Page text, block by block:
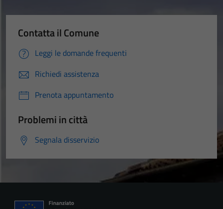
Contatta il Comune
Leggi le domande frequenti
Richiedi assistenza
Prenota appuntamento
Problemi in città
Segnala disservizio